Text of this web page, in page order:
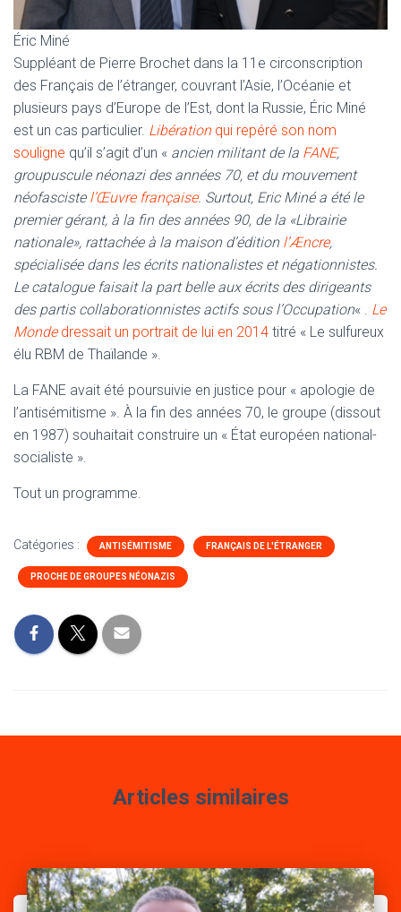
Éric Miné
Suppléant de Pierre Brochet dans la 11e circonscription
des Français de l’étranger, couvrant l’Asie, l’Océanie et
plusieurs pays d’Europe de l’Est, dont la Russie, Éric Miné
est un cas particulier. Libérationqui repéré son nom
souligne qu’il s’agit d’un « ancien militant de la FANE,
groupuscule néonazi des années 70, et du mouvement
néofasciste l’Œuvre française. Surtout, Eric Miné a été le
premier gérant, à la fin des années 90, de la «Librairie
nationale», rattachée à la maison d’édition l’Æncre,
spécialisée dans les écrits nationalistes et négationnistes.
Le catalogue faisait la part belle aux écrits des dirigeants
des partis collaborationnistes actifs sous l’Occupation« . Le
Mondedressait un portrait de lui en 2014 titré « Le sulfureux
élu RBM de Thaïlande ».
La FANE avait été poursuivie en justice pour « apologie de
l’antisémitisme ». À la fin des années 70, le groupe (dissout
en 1987) souhaitait construire un « État européen national-
socialiste ».
Tout un programme.
Catégories : ANTISÉMITISME FRANÇAIS DE L'ÉTRANGER
PROCHE DE GROUPES NÉONAZIS
Articles similaires